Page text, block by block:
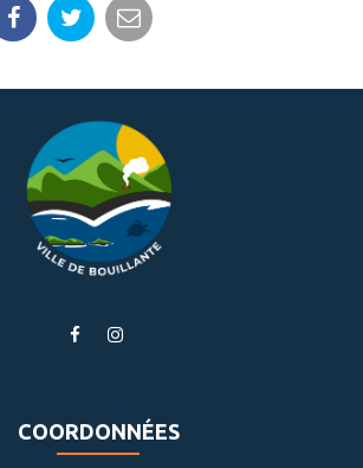
Partager
Facebook
Partager
Twitter
Partager
email
Lien
compte
Facebook
compte
Instagram
COORDONNÉES